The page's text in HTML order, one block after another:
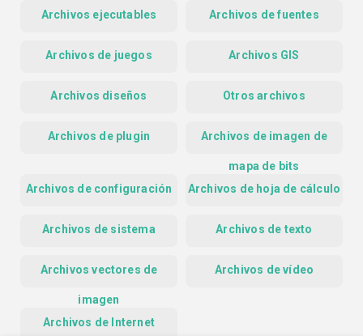
Archivos ejecutables Archivos de fuentes
Archivos de juegos Archivos GIS
Archivos diseños Otros archivos
Archivos de plugin Archivos de imagen de
mapa de bits
Archivos de configuración
Archivos de hoja de cálculo
Archivos de sistema Archivos de texto
Archivos vectores de
imagen
Archivos de vídeo
Archivos de Internet